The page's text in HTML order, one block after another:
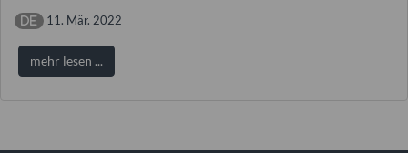
11. Mär. 2022
mehr lesen ...